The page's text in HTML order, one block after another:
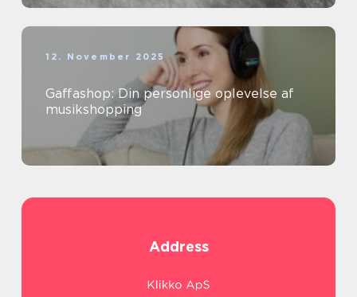
12. November 2025
Gaffashop: Din personlige oplevelse af
musikshopping
Address